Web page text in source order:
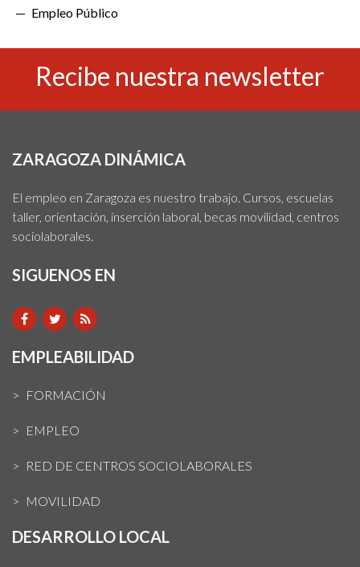
Empleo Público
Recibe nuestra newsletter
ZARAGOZA DINÁMICA
El empleo en Zaragoza es nuestro trabajo. Cursos, escuelas
taller, orientación, inserción laboral, becas movilidad, centros
sociolaborales.
SIGUENOS EN
EMPLEABILIDAD
FORMACIÓN
EMPLEO
RED DE CENTROS SOCIOLABORALES
MOVILIDAD
DESARROLLO LOCAL